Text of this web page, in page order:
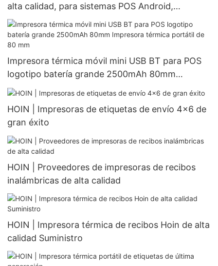
alta calidad, para sistemas POS Android,
económica, de 80 mm.
Impresora térmica móvil mini USB BT para POS
logotipo batería grande 2500mAh 80mm
Impresora térmica portátil de 80 mm
HOIN | Impresoras de etiquetas de envío 4x6 de
gran éxito
HOIN | Proveedores de impresoras de recibos
inalámbricas de alta calidad
HOIN | Impresora térmica de recibos Hoin de alta
calidad Suministro